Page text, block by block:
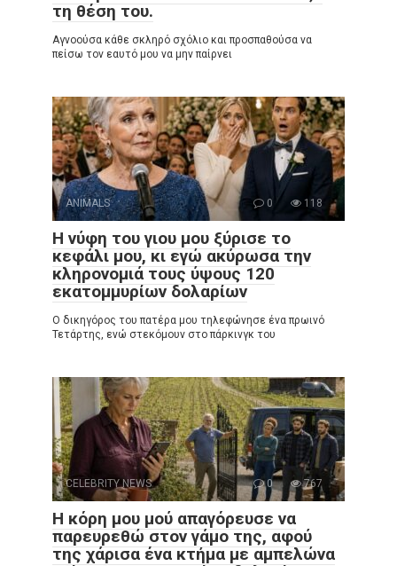
τη θέση του.
Αγνοούσα κάθε σκληρό σχόλιο και προσπαθούσα να
πείσω τον εαυτό μου να μην παίρνει
ANIMALS 0 118
Η νύφη του γιου μου ξύρισε το
κεφάλι μου, κι εγώ ακύρωσα την
κληρονομιά τους ύψους 120
εκατομμυρίων δολαρίων
Ο δικηγόρος του πατέρα μου τηλεφώνησε ένα πρωινό
Τετάρτης, ενώ στεκόμουν στο πάρκινγκ του
CELEBRITY NEWS 0 767
Η κόρη μου μού απαγόρευσε να
παρευρεθώ στον γάμο της, αφού
της χάρισα ένα κτήμα με αμπελώνα